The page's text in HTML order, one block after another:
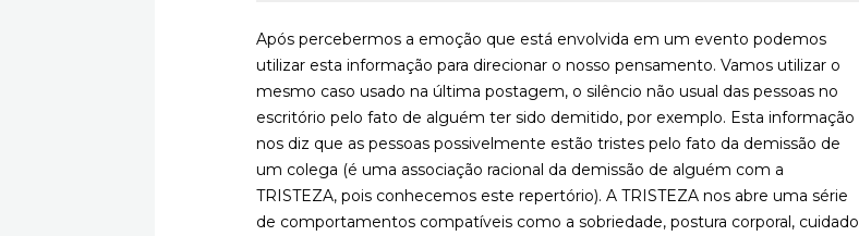
Após percebermos a emoção que está envolvida em um evento podemos
utilizar esta informação para direcionar o nosso pensamento. Vamos utilizar o
mesmo caso usado na última postagem, o silêncio não usual das pessoas no
escritório pelo fato de alguém ter sido demitido, por exemplo. Esta informação
nos diz que as pessoas possivelmente estão tristes pelo fato da demissão de
um colega (é uma associação racional da demissão de alguém com a
TRISTEZA, pois conhecemos este repertório). A TRISTEZA nos abre uma série
de comportamentos compatíveis como a sobriedade, postura corporal, cuidado